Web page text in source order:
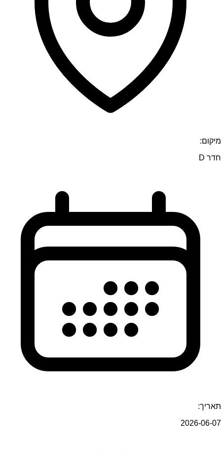
מיקום:
חדר D
תאריך:
2026-06-07